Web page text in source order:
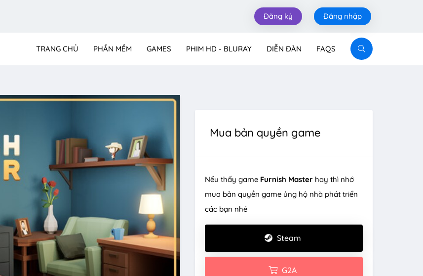
Đăng ký Đăng nhập
TRANG CHỦ PHẦN MỀM GAMES PHIM HD - BLURAY DIỄN ĐÀN FAQS
Mua bản quyền game
Nếu thấy game Furnish Master hay thì nhớ
mua bản quyền game ủng hộ nhà phát triển
các bạn nhé
Steam
G2A